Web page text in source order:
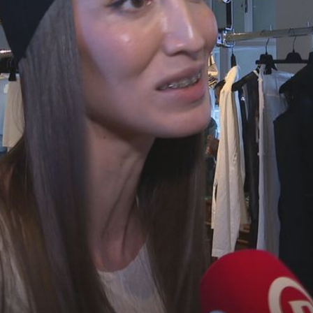
Nika Antolos - 4 Foto:
5 +11
''NE ZNAM GDJE ĆU SA SOBOM...''
Naša pjevačica kupila je stan u Zagrebu,
upustila se u veliki poslovni pothvat!